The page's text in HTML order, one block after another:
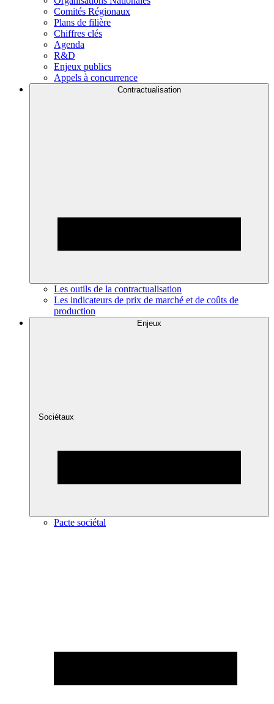
Comités Régionaux
Plans de filière
Chiffres clés
Agenda
R&D
Enjeux publics
Appels à concurrence
Contractualisation
Les outils de la contractualisation
Les indicateurs de prix de marché et de coûts de
production
Enjeux
Sociétaux
Pacte sociétal